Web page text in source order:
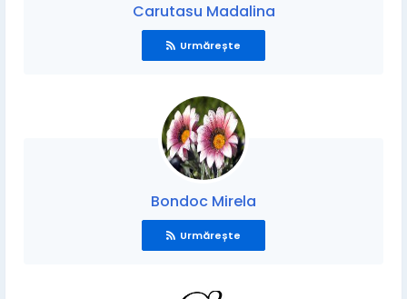
Carutasu Madalina
Urmărește
Bondoc Mirela
Urmărește